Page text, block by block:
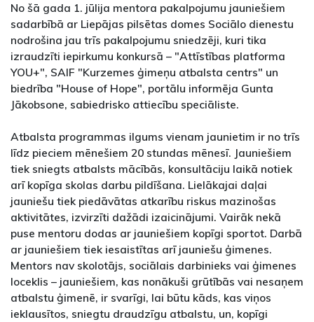
No šā gada 1. jūlija mentora pakalpojumu jauniešiem
sadarbībā ar Liepājas pilsētas domes Sociālo dienestu
nodrošina jau trīs pakalpojumu sniedzēji, kuri tika
izraudzīti iepirkumu konkursā – "Attīstības platforma
YOU+", SAIF "Kurzemes ģimeņu atbalsta centrs" un
biedrība "House of Hope", portālu informēja Gunta
Jākobsone, sabiedrisko attiecību speciāliste.
Atbalsta programmas ilgums vienam jaunietim ir no trīs
līdz pieciem mēnešiem 20 stundas mēnesī. Jauniešiem
tiek sniegts atbalsts mācībās, konsultāciju laikā notiek
arī kopīga skolas darbu pildīšana. Lielākajai daļai
jauniešu tiek piedāvātas atkarību riskus mazinošas
aktivitātes, izvirzīti dažādi izaicinājumi. Vairāk nekā
puse mentoru dodas ar jauniešiem kopīgi sportot. Darbā
ar jauniešiem tiek iesaistītas arī jauniešu ģimenes.
Mentors nav skolotājs, sociālais darbinieks vai ģimenes
loceklis – jauniešiem, kas nonākuši grūtībās vai nesaņem
atbalstu ģimenē, ir svarīgi, lai būtu kāds, kas viņos
ieklausītos, sniegtu draudzīgu atbalstu, un, kopīgi